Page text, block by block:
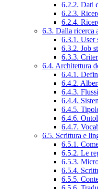
6.2.2. Dati
6.2.3.
6.2.4.
6.3. Dalla ricerca
6.3.1. User
6.3.2. Job
6.3.3.
6.4. Architettura
6.4.1.
6.4.2.
6.4.3.
6.4.4.
6.4.5.
6.4.6.
6.4.7.
6.5. Scrittura e
6.5.1.
6.5.2. Le
6.5.3.
6.5.4.
6.5.5.